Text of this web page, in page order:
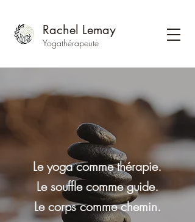
Rachel Lemay
Yogathérapeute
Le yoga comme thérapie.
Le souffle comme guide.
Le corps comme chemin.